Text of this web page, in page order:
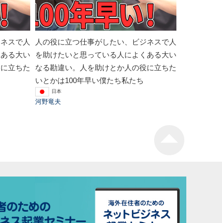
スで人
る大い
立ちた
人の役に立つ仕事がしたい、ビジネスで人
を助けたいと思っている人によくある大い
なる勘違い。人を助けとか人の役に立ちた
いとかは100年早い僕たち私たち
日本
河野竜夫